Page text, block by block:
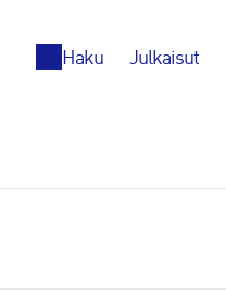
TopHaku Julkaisut